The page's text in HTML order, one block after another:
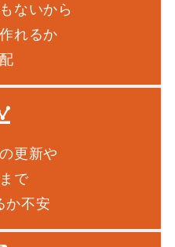
ないから
れるか
更新や
で
か不安